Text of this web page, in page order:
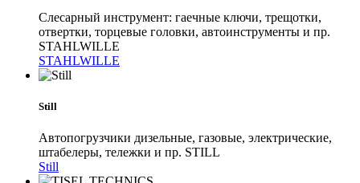
Слесарный инструмент: гаечные ключи, трещотки,
отвертки, торцевые головки, автоинструменты и пр.
STAHLWILLE
STAHLWILLE
Still
Автопогрузчики дизельные, газовые, электрические,
штабелеры, тележки и пр. STILL
Still